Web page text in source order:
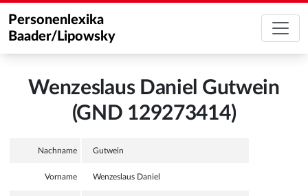
Personenlexika
Baader/Lipowsky
Wenzeslaus Daniel Gutwein
(GND 129273414)
Nachname Gutwein
Vorname Wenzeslaus Daniel